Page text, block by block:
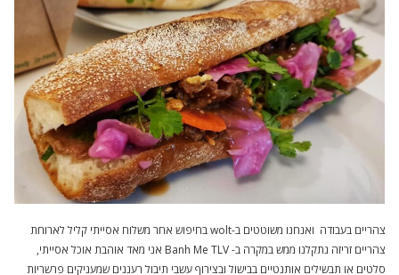
צהריים בעבודה ואנחנו משוטטים ב-wolt בחיפוש אחר משלוח אסייתי קליל לארוחת
צהריים זריזה נתקלנו ממש במקרה ב- Banh Me TLV אני מאד אוהבת אוכל אסייתי,
סלטים או תבשילים אותנטיים בבישול ובצירוף עשבי תיבול רעננים שמעניקים פרשריות